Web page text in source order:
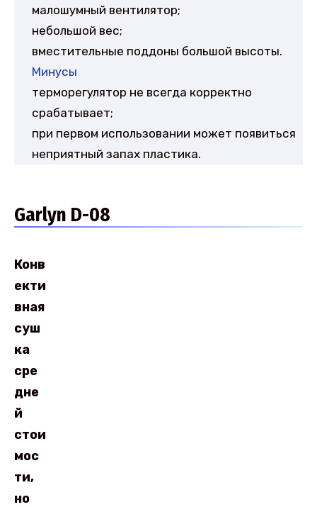
малошумный вентилятор;
небольшой вес;
вместительные поддоны большой высоты.
Минусы
терморегулятор не всегда корректно
срабатывает;
при первом использовании может появиться
неприятный запах пластика.
Garlyn D-08
Конв
екти
вная
суш
ка
сре
дне
й
стои
мос
ти,
но